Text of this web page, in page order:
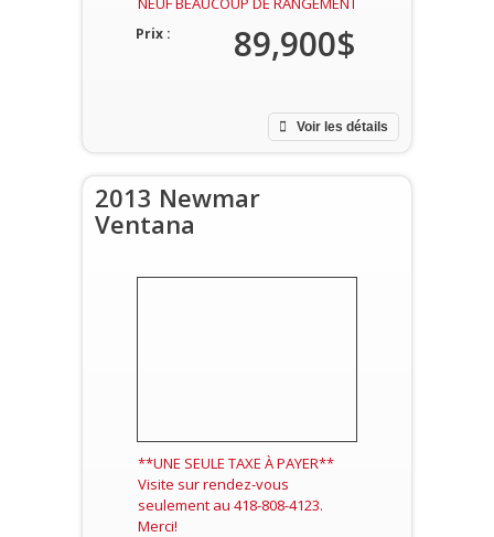
Voir les détails
Prix : 89,900$
2013 Newmar
Ventana
**UNE SEULE TAXE À PAYER**
Visite sur rendez-vous
seulement au 418-808-4123.
Merci!